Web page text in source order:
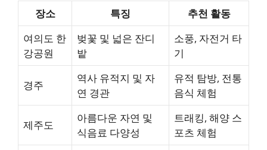
장소 특징
추천 활동
여의도 한
강공원
벚꽃 및 넓은 잔디
밭
소풍, 자전거 타
기
경주
역사 유적지 및 자
연 경관
유적 탐방, 전통
음식 체험
제주도
아름다운 자연 및
식음료 다양성
트래킹, 해양 스
포츠 체험